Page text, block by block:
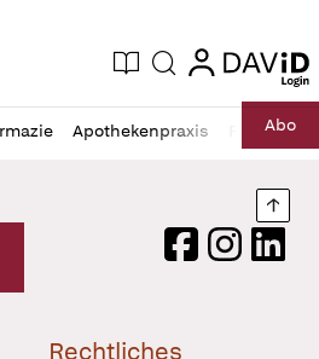
Zeitung
Aktuelle Ausgabe
Suche login
login
Apothekenpraxis RechtAbo
Logo
FacebookInstagram
Rechtliches